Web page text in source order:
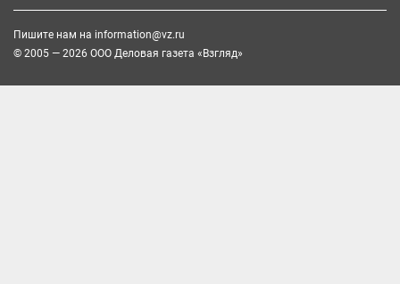
Пишите нам на information@vz.ru
© 2005 — 2026 ООО Деловая газета «Взгляд»